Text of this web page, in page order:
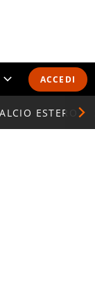
ACCEDI
E CLASSIFICHE
ESTERO